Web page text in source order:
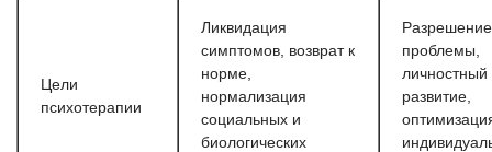
Цели
психотерапии
Ликвидация
симптомов, возврат к
норме,
нормализация
социальных и
биологических
Разрешение
проблемы,
личностный
развитие,